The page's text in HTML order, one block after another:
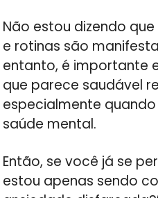
Não estou dizendo
e rotinas são
entanto, é importante
que parece saudável
especialmente
saúde mental.
Então, se você já se
estou apenas sendo